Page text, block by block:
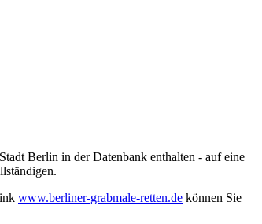
Berlin in der Datenbank enthalten - auf eine
www.berliner-grabmale-retten.de können Sie